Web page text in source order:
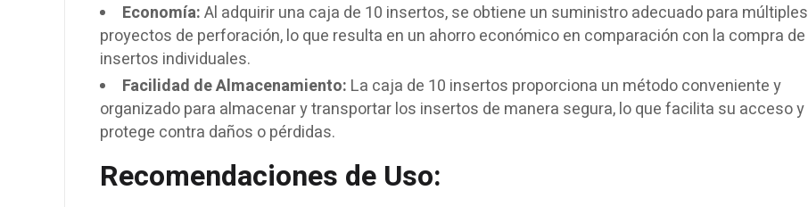
Economía:Al adquirir una caja de 10 insertos, se obtiene un suministro adecuado para múltiples
proyectos de perforación, lo que resulta en un ahorro económico en comparación con la compra de
insertos individuales.
Facilidad de Almacenamiento: La caja de 10 insertos proporciona un método conveniente y
organizado para almacenar y transportar los insertos de manera segura, lo que facilita su acceso y
protege contra daños o pérdidas.
Recomendaciones de Uso: